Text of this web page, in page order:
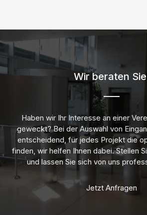
Wir beraten
Haben wir Ihr Interesse an einer
geweckt? Bei der Auswahl von
entscheidend, für jedes Projekt die
finden, wir helfen Ihnen dabei. Stellen
und lassen Sie sich von uns
Jetzt Anfragen